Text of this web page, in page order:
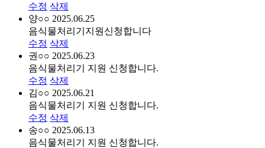
수정 삭제
양○○ 2025.06.25
음식물처리기지원신청합니다
수정 삭제
권○○ 2025.06.23
음식물처리기 지원 신청합니다.
수정 삭제
김○○ 2025.06.21
음식물처리기 지원 신청합니다.
수정 삭제
송○○ 2025.06.13
음식물처리기 지원 신청합니다.